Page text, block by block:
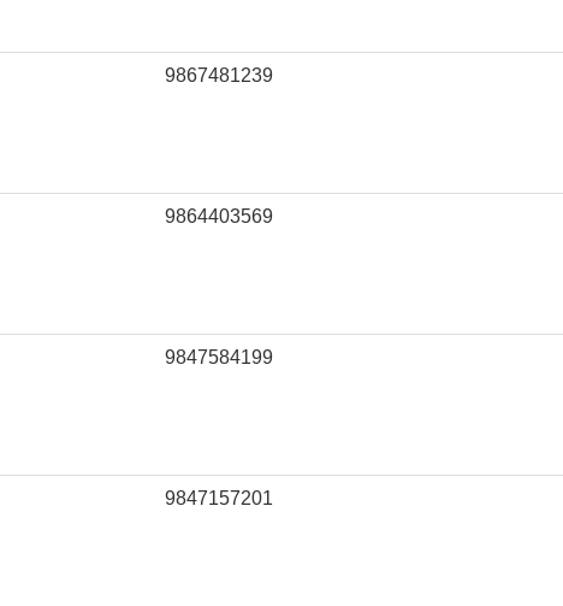
9867481239
9864403569
9847584199
9847157201